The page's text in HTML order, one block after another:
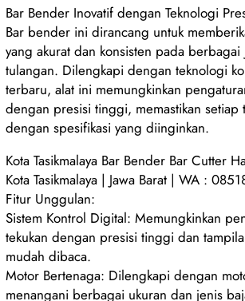
Bar Bender Inovatif dengan Teknologi
Bar bender ini dirancang untuk
yang akurat dan konsisten pada
tulangan. Dilengkapi dengan teknologi
terbaru, alat ini memungkinkan
dengan presisi tinggi, memastikan setiap
dengan spesifikasi yang diinginkan.
Kota Tasikmalaya Bar Bender Bar Cutter
Kota Tasikmalaya | Jawa Barat | WA :
Fitur Unggulan:
Sistem Kontrol Digital: Memungkinkan
tekukan dengan presisi tinggi dan
mudah dibaca.
Motor Bertenaga: Dilengkapi dengan
menangani berbagai ukuran dan jenis